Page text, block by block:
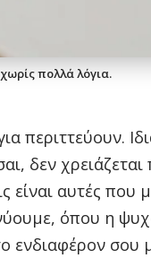
πολλά λόγια.
περιττεύουν.
δεν
είναι αυτές που
όπου η
ενδιαφέρον